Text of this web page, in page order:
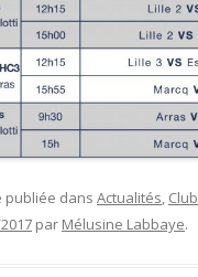
publiée dans Actualités, Club
par Mélusine Labbaye.